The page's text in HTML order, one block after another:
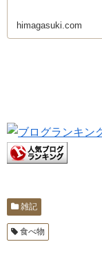
himagasuki.com
雑記
食べ物